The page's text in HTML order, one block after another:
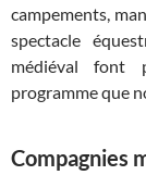
campements,
spectacle
médiéval font
programme que
Compagnies